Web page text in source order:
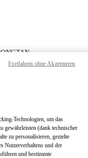
LINK
Technologien, um das
gewährleisten (dank technischer
zu personalisieren, gezielte
Nutzerverhaltens und der
und bestimmte
Fortfahren ohne Akzeptieren